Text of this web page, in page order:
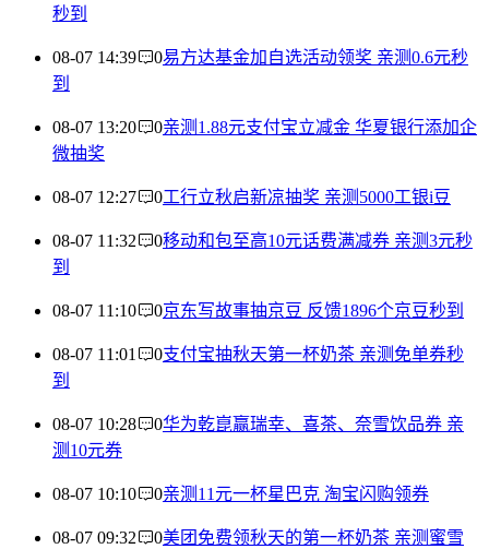
秒到
08-07 14:39 0易方达基金加自选活动领奖 亲测0.6元秒
到
08-07 13:20 0亲测1.88元支付宝立减金 华夏银行添加企
微抽奖
08-07 12:27 0工行立秋启新凉抽奖 亲测5000工银i豆
08-07 11:32 0移动和包至高10元话费满减券 亲测3元秒
到
08-07 11:10 0京东写故事抽京豆 反馈1896个京豆秒到
08-07 11:01 0支付宝抽秋天第一杯奶茶 亲测免单券秒
到
08-07 10:28 0华为乾崑赢瑞幸、喜茶、奈雪饮品券 亲
测10元券
08-07 10:10 0亲测11元一杯星巴克 淘宝闪购领券
08-07 09:32 0美团免费领秋天的第一杯奶茶 亲测蜜雪